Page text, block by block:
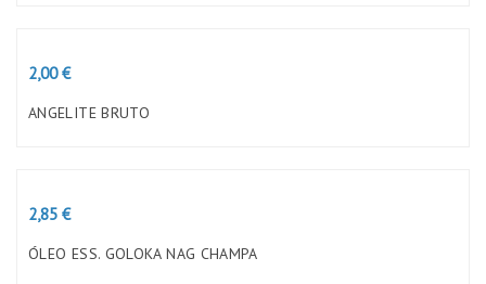
Preço
2,00 €
ANGELITE BRUTO
Preço
2,85 €
ÓLEO ESS. GOLOKA NAG CHAMPA